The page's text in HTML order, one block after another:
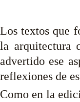
Los textos que
la arquitectura
advertido ese
reflexiones de
Como en la